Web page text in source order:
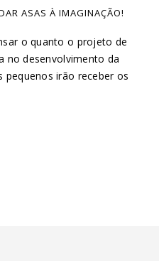
ASAS À IMAGINAÇÃO!
o quanto o projeto de
no desenvolvimento da
pequenos irão receber os